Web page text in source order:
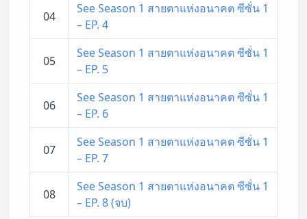
04
See Season 1 สายตาแห่งอนาคต ซีซั่น 1
– EP. 4
05
See Season 1 สายตาแห่งอนาคต ซีซั่น 1
– EP. 5
06
See Season 1 สายตาแห่งอนาคต ซีซั่น 1
– EP. 6
07
See Season 1 สายตาแห่งอนาคต ซีซั่น 1
– EP. 7
08
See Season 1 สายตาแห่งอนาคต ซีซั่น 1
– EP. 8 (จบ)